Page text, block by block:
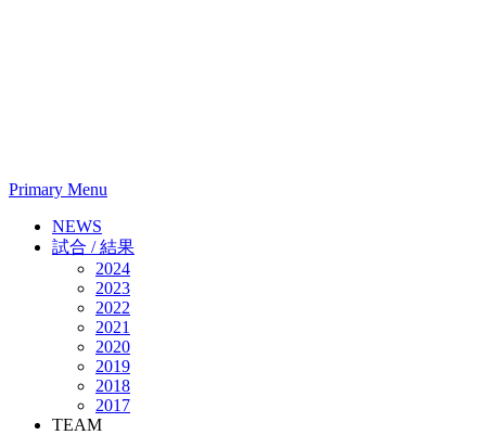
Primary Menu
NEWS
試合 / 結果
2024
2023
2022
2021
2020
2019
2018
2017
TEAM